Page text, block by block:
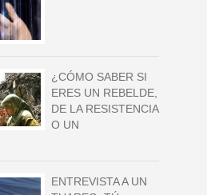
¿CÓMO SABER SI
ERES UN REBELDE,
DE LA RESISTENCIA
O UN
ENTREVISTA A UN